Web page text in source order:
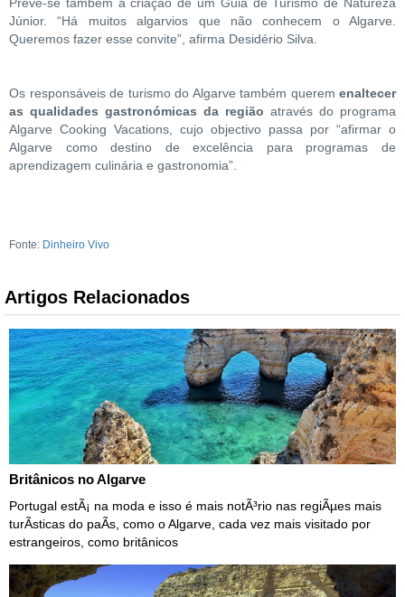
Júnior. “Há muitos algarvios que não conhecem o Algarve.
Queremos fazer esse convite”, afirma Desidério Silva.
Os responsáveis de turismo do Algarve também querem enaltecer
as qualidades gastronómicas da região através do programa
Algarve Cooking Vacations, cujo objectivo passa por “afirmar o
Algarve como destino de excelência para programas de
aprendizagem culinária e gastronomia”.
Fonte: Dinheiro Vivo
Artigos Relacionados
Britânicos no Algarve
Portugal estÃ¡ na moda e isso é mais notÃ³rio nas regiÃµes mais
turÃ­sticas do paÃ­s, como o Algarve, cada vez mais visitado por
estrangeiros, como britânicos